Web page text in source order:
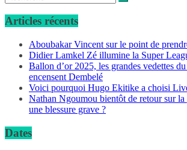
Articles récents
Aboubakar Vincent sur le point de
Didier Lamkel Zé illumine la Super
Ballon d’or 2025, les grandes vedettes
encensent Dembelé
Voici pourquoi Hugo Ekitike a choisi
Nathan Ngoumou bientôt de retour sur la
une blessure grave ?
Dates